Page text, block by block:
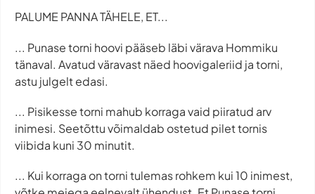
PALUME PANNA TÄHELE, ET...
... Punase torni hoovi pääseb läbi värava Hommiku
tänaval. Avatud väravast näed hoovigaleriid ja torni,
astu julgelt edasi.
... Pisikesse torni mahub korraga vaid piiratud arv
inimesi. Seetõttu võimaldab ostetud pilet tornis
viibida kuni 30 minutit.
... Kui korraga on torni tulemas rohkem kui 10 inimest,